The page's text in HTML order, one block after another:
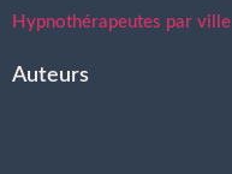
Hypnothérapeutes par ville
Auteurs